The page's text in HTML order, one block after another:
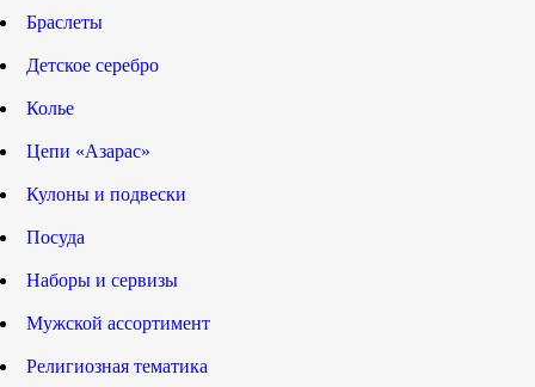
Браслеты
Детское серебро
Колье
Цепи «Азарас»
Кулоны и подвески
Посуда
Наборы и сервизы
Мужской ассортимент
Религиозная тематика